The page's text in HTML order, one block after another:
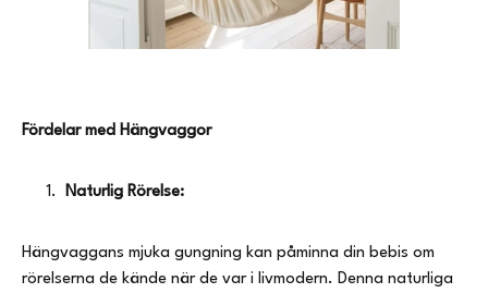
Fördelar med Hängvaggor
Naturlig Rörelse:
Hängvaggans mjuka gungning kan påminna din bebis om
rörelserna de kände när de var i livmodern. Denna naturliga